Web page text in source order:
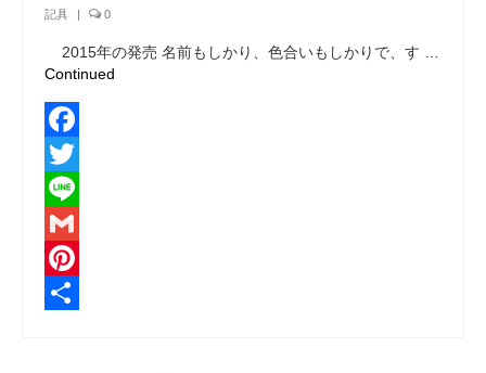
記具
| 0
2015年の発売 名前もしかり、色合いもしかりで、す …
Continued
Facebook
Twitter
Line
Gmail
Pinterest